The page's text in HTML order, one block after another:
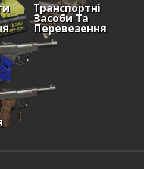
Транспортні
Засоби Та
Перевезення